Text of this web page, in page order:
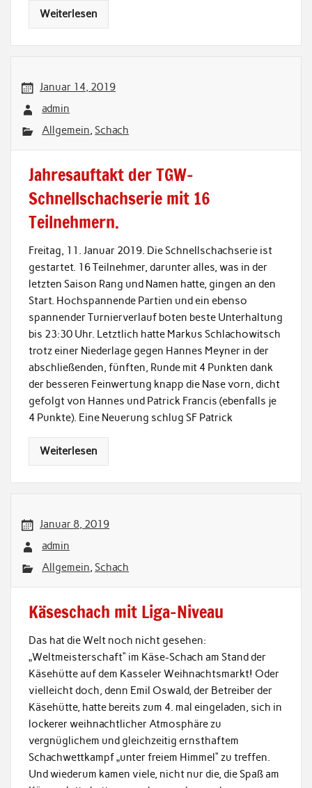
Weiterlesen
Januar 14, 2019
admin
Allgemein,Schach
Jahresauftakt der TGW-
Schnellschachserie mit 16
Teilnehmern.
Freitag, 11. Januar 2019. Die Schnellschachserie ist
gestartet. 16 Teilnehmer, darunter alles, was in der
letzten Saison Rang und Namen hatte, gingen an den
Start. Hochspannende Partien und ein ebenso
spannender Turnierverlauf boten beste Unterhaltung
bis 23:30 Uhr. Letztlich hatte Markus Schlachowitsch
trotz einer Niederlage gegen Hannes Meyner in der
abschließenden, fünften, Runde mit 4 Punkten dank
der besseren Feinwertung knapp die Nase vorn, dicht
gefolgt von Hannes und Patrick Francis (ebenfalls je
4 Punkte). Eine Neuerung schlug SF Patrick
Weiterlesen
Januar 8, 2019
admin
Allgemein,Schach
Käseschach mit Liga-Niveau
Das hat die Welt noch nicht gesehen:
„Weltmeisterschaft“ im Käse-Schach am Stand der
Käsehütte auf dem Kasseler Weihnachtsmarkt! Oder
vielleicht doch, denn Emil Oswald, der Betreiber der
Käsehütte, hatte bereits zum 4. mal eingeladen, sich in
lockerer weihnachtlicher Atmosphäre zu
vergnüglichem und gleichzeitig ernsthaftem
Schachwettkampf „unter freiem Himmel“ zu treffen.
Und wiederum kamen viele, nicht nur die, die Spaß am